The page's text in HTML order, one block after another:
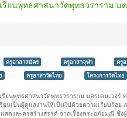
รียนพุทธศาสนาวัดพุทธวราราม น
ครูอาสาสมัคร ครูอาสาจุฬา ครู
ครูอาสาวัดไทย โครงการวัดไทย
รียนพุทธศาสนาวัดพุทธวราราม นครเดนเวอ
นเป็นผู้ดูแลงานให้เป็นไปด้วยความเรียบร้อย
ดงละครสร้างสรรค์ จากเรื่องพระอภัยมณี ซึ่